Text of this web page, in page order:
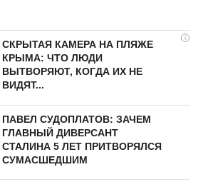
i
СКРЫТАЯ КАМЕРА НА ПЛЯЖЕ
КРЫМА: ЧТО ЛЮДИ
ВЫТВОРЯЮТ, КОГДА ИХ НЕ
ВИДЯТ...
ПАВЕЛ СУДОПЛАТОВ: ЗАЧЕМ
ГЛАВНЫЙ ДИВЕРСАНТ
СТАЛИНА 5 ЛЕТ ПРИТВОРЯЛСЯ
СУМАСШЕДШИМ